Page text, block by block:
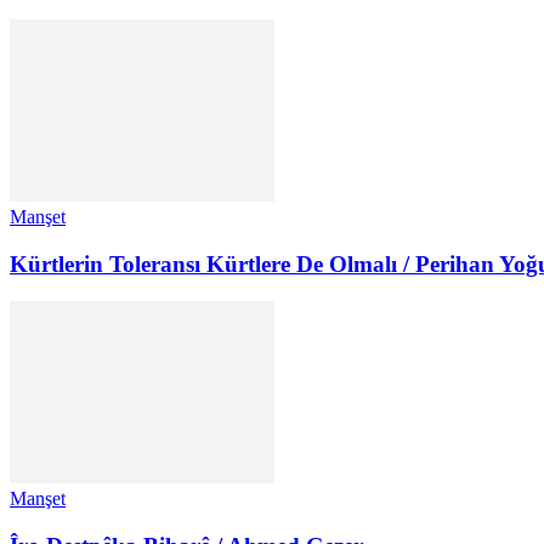
Manşet
Kürtlerin Toleransı Kürtlere De Olmalı / Perihan
Manşet